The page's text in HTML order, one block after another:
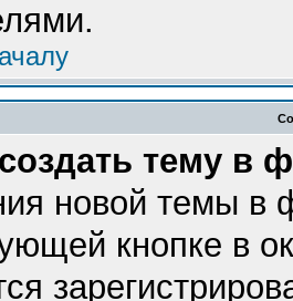
тему в
новой темы в
кнопке в